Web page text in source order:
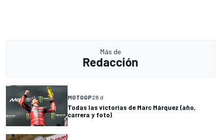
Más de
Redacción
MOTOGP28 d
Todas las victorias de Marc Márquez (año,
carrera y foto)